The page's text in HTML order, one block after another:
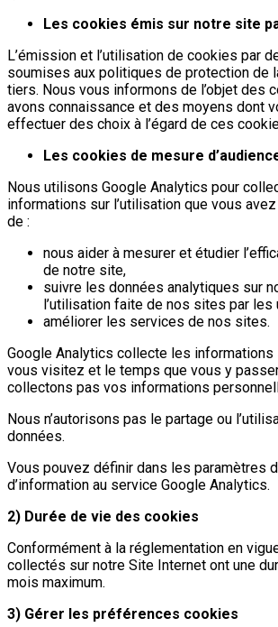
Les cookies émis sur notre site
L’émission et l’utilisation de cookies par
soumises aux politiques de protection de
tiers. Nous vous informons de l’objet des
avons connaissance et des moyens dont
effectuer des choix à l’égard de ces
Les cookies de mesure
Nous utilisons Google Analytics pour
informations sur l’utilisation que vous
de :
nous aider à mesurer et étudier
de notre site,
suivre les données analytiques sur
l’utilisation faite de nos sites par les
améliorer les services de nos sites.
Google Analytics collecte les
vous visitez et le temps que vous y
collectons pas vos informations
Nous n’autorisons pas le partage ou
données.
Vous pouvez définir dans les paramètres
d’information au service Google Analytics.
2) Durée de vie des cookies
Conformément à la réglementation en
collectés sur notre Site Internet ont une
mois maximum.
3) Gérer les préférences cookies